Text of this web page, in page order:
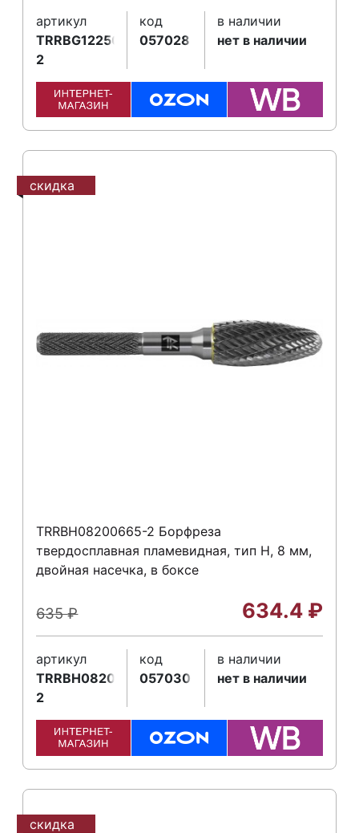
артикул
TRRBG12250670-
2
код
057028
в наличии
нет в наличии
скидка
TRRBH08200665-2 Борфреза
твердосплавная пламевидная, тип H, 8 мм,
двойная насечка, в боксе
635₽ 634.4 ₽
артикул
TRRBH08200665-
2
код
057030
в наличии
нет в наличии
скидка